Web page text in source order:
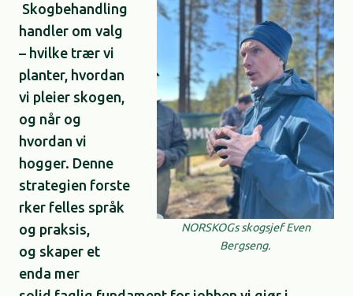
NORSKOGs skogsjef Even
Bergseng.
Skogbehandling
handler om valg
– hvilke trær vi
planter, hvordan
vi pleier skogen,
og når og
hvordan vi
hogger. Denne
strategien forste
rker felles språk
og praksis,
og skaper et
enda mer